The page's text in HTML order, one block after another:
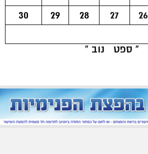
26
27
28
29
30
« ספט
נוב »